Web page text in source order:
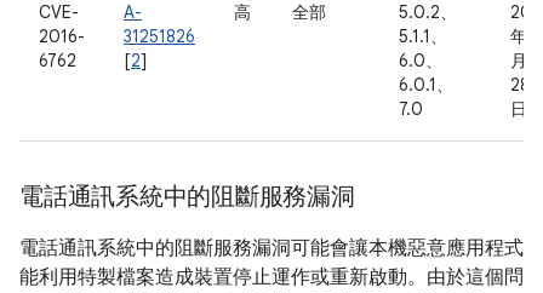
CVE-
2016-
6762
A-
31251826
[2]
高 全部
5.0.2、
5.1.1、
6.0、
6.0.1、
7.0
年 8
月
28
日
電話通訊系統中的阻斷服務漏洞
電話通訊系統中的阻斷服務漏洞可能會讓本機惡意應用程式
能利用特製檔案造成裝置停止運作或重新啟動。由於這個問